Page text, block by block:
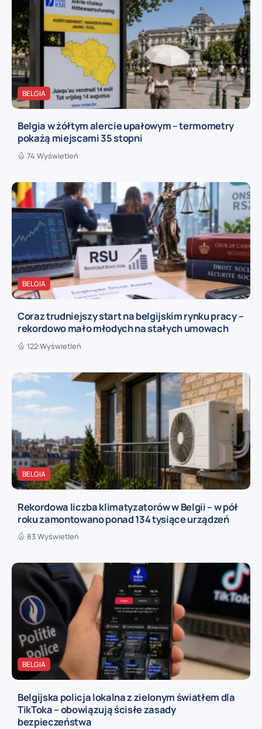
BELGIA
Belgia w żółtym alercie upałowym – termometry
pokażą miejscami 35 stopni
74 Wyświetleń
BELGIA
Coraz trudniejszy start na belgijskim rynku pracy –
rekordowo mało młodych na stałych umowach
122 Wyświetleń
BELGIA
Rekordowa liczba klimatyzatorów w Belgii – w pół
roku zamontowano ponad 134 tysiące urządzeń
83 Wyświetleń
BELGIA
Belgijska policja lokalna z zielonym światłem dla
TikToka – obowiązują ścisłe zasady
bezpieczeństwa